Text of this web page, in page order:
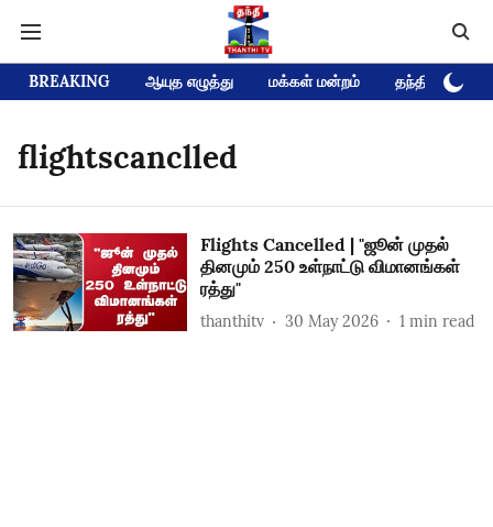
BREAKING ஆயுத எழுத்து மக்கள் மன்றம் தந்தி டிவி
flightscanclled
Flights Cancelled | "ஜூன் முதல்
தினமும் 250 உள்நாட்டு விமானங்கள்
ரத்து"
thanthitv 30 May 2026 1 min read